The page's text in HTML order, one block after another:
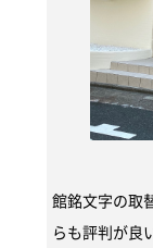
館銘文字の取
らも評判が良